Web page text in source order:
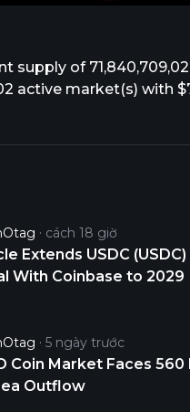
supply of
active market(s) with
cách 18 giờ
Extends USDC
With Coinbase to 2029
5 ngày trước
Coin Market Faces 560
Outflow